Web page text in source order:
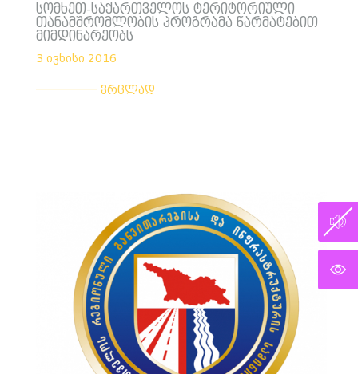
სომხეთ-საქართველოს ტერიტორიული
თანამშრომლობის პროგრამა წარმატებით
მიმდინარეობს
3 ივნისი 2016
ვრცლად